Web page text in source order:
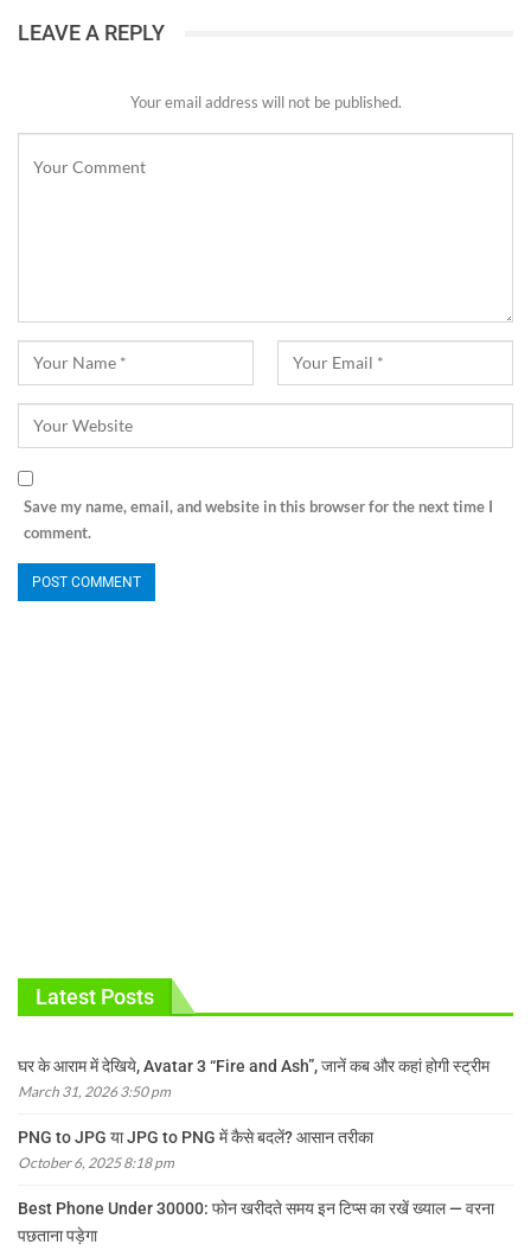
LEAVE A REPLY
Your email address will not be published.
Save my name, email, and website in this browser for the next time I
comment.
Latest Posts
घर के आराम में देखिये, Avatar 3 “Fire and Ash”, जानें कब और कहां होगी स्ट्रीम
March 31, 2026 3:50 pm
PNG to JPG या JPG to PNG में कैसे बदलें? आसान तरीका
October 6, 2025 8:18 pm
Best Phone Under 30000: फोन खरीदते समय इन टिप्स का रखें ख्याल — वरना
पछताना पड़ेगा